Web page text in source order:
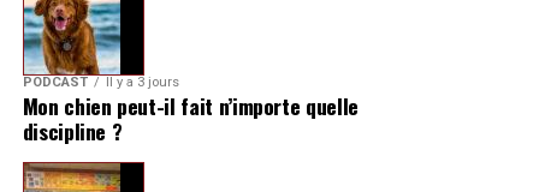
PODCAST Il y a 3 jours
Mon chien peut-il fait n’importe quelle
discipline ?